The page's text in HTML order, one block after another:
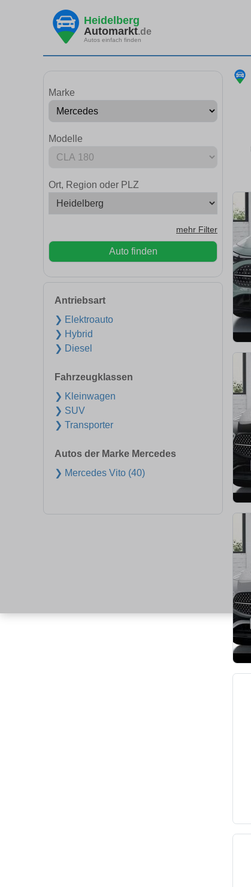
Heidelberg
Automarkt.de
Autos einfach finden
Marke
Modelle
Ort, Region oder PLZ
mehr Filter
Auto finden
Antriebsart
❯ Elektroauto
❯ Hybrid
❯ Diesel
Fahrzeugklassen
❯ Kleinwagen
❯ SUV
❯ Transporter
Autos der Marke Mercedes
❯ Mercedes Vito (40)